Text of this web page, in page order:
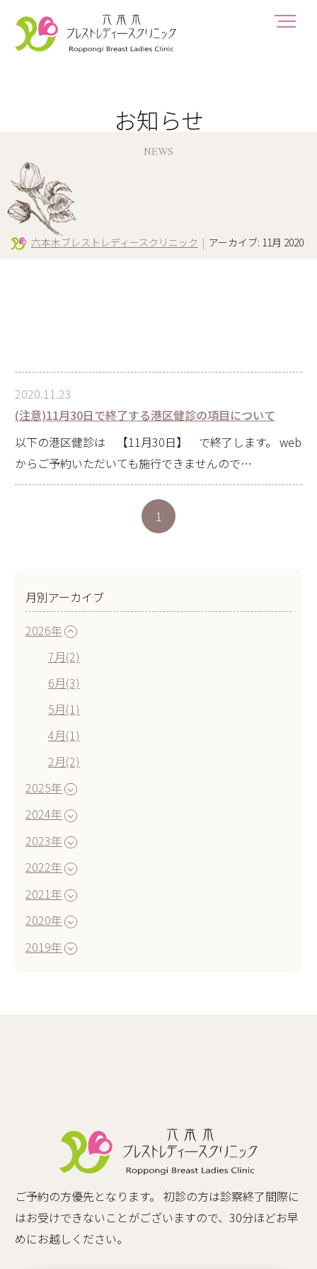
お知らせ
NEWS
六本木ブレストレディースクリニック | アーカイブ: 11月 2020
2020.11.23
(注意)11月30日で終了する港区健診の項目について
以下の港区健診は 【11月30日】 で終了します。 web
からご予約いただいても施行できませんので…
1
月別アーカイブ
2026年
7月(2)
6月(3)
5月(1)
4月(1)
2月(2)
2025年
2024年
2023年
2022年
2021年
2020年
2019年
ご予約の方優先となります。 初診の方は診察終了間際に
はお受けできないことがございますので、30分ほどお早
めにお越しください。